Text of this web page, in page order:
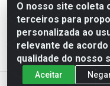
O nosso site coleta
terceiros para
personalizada ao
relevante de
qualidade do nosso
Aceitar
Jumbo Alimentos
Santos Dumont,